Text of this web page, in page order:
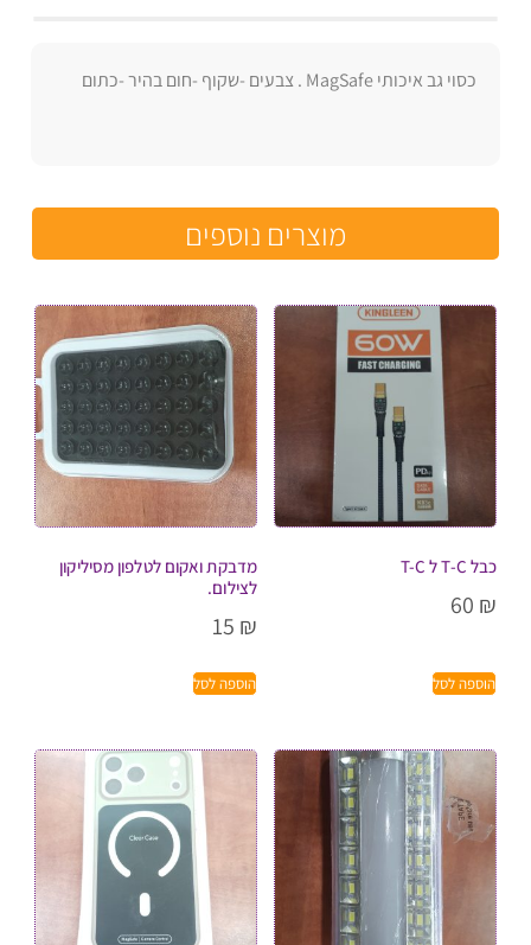
כסוי גב איכותי MagSafe . צבעים -שקוף -חום בהיר -כתום
מוצרים נוספים
כבל T-C ל T-C
60 ₪
הוספה לסל
מדבקת ואקום לטלפון מסיליקון
לצילום.
15 ₪
הוספה לסל